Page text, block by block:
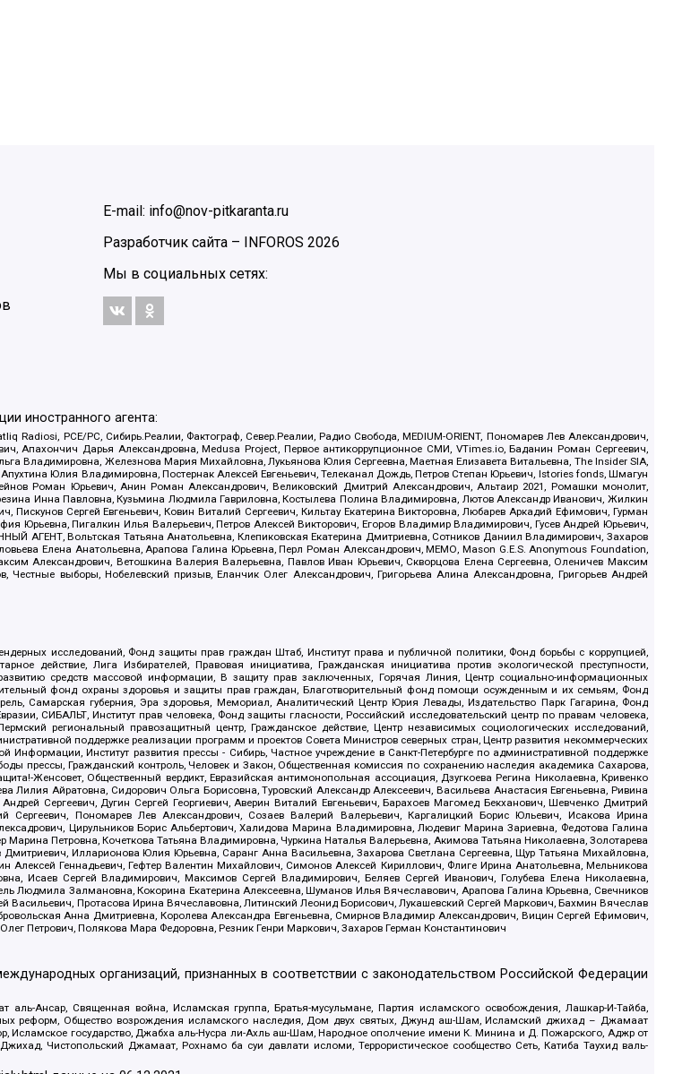
E-mail: info@nov-pitkaranta.ru
Разработчик сайта – INFOROS 2026
Мы в социальных сетях:
иностранного агента:
PCE/PC, Сибирь.Реалии, Фактограф, Север.Реалии, Радио Свобода, MEDIUM-ORIENT, Пономарев Лев Александрович,
Апахончич Дарья Александровна, Medusa Project, Первое антикоррупционное СМИ, VTimes.io, Баданин Роман Сергеевич,
Владимировна, Железнова Мария Михайловна, Лукьянова Юлия Сергеевна, Маетная Елизавета Витальевна, The Insider SIA,
Юлия Владимировна, Постернак Алексей Евгеньевич, Телеканал Дождь, Петров Степан Юрьевич, Istories fonds, Шмагун
Роман Юрьевич, Анин Роман Александрович, Великовский Дмитрий Александрович, Альтаир 2021, Ромашки монолит,
Инна Павловна, Кузьмина Людмила Гавриловна, Костылева Полина Владимировна, Лютов Александр Иванович, Жилкин
Сергей Евгеньевич, Ковин Виталий Сергеевич, Кильтау Екатерина Викторовна, Любарев Аркадий Ефимович, Гурман
Юрьевна, Пигалкин Илья Валерьевич, Петров Алексей Викторович, Егоров Владимир Владимирович, Гусев Андрей Юрьевич,
АГЕНТ, Вольтская Татьяна Анатольевна, Клепиковская Екатерина Дмитриевна, Сотников Даниил Владимирович, Захаров
Елена Анатольевна, Арапова Галина Юрьевна, Перл Роман Александрович, МЕМО, Mason G.E.S. Anonymous Foundation,
Александрович, Ветошкина Валерия Валерьевна, Павлов Иван Юрьевич, Скворцова Елена Сергеевна, Оленичев Максим
выборы, Нобелевский призыв, Еланчик Олег Александрович, Григорьева Алина Александровна, Григорьев Андрей
исследований, Фонд защиты прав граждан Штаб, Институт права и публичной политики, Фонд борьбы с коррупцией,
действие, Лига Избирателей, Правовая инициатива, Гражданская инициатива против экологической преступности,
средств массовой информации, В защиту прав заключенных, Горячая Линия, Центр социально-информационных
фонд охраны здоровья и защиты прав граждан, Благотворительный фонд помощи осужденным и их семьям, Фонд
Самарская губерния, Эра здоровья, Мемориал, Аналитический Центр Юрия Левады, Издательство Парк Гагарина, Фонд
СИБАЛЬТ, Институт прав человека, Фонд защиты гласности, Российский исследовательский центр по правам человека,
региональный правозащитный центр, Гражданское действие, Центр независимых социологических исследований,
поддержке реализации программ и проектов Совета Министров северных стран, Центр развития некоммерческих
Институт развития прессы - Сибирь, Частное учреждение в Санкт-Петербурге по административной поддержке
прессы, Гражданский контроль, Человек и Закон, Общественная комиссия по сохранению наследия академика Сахарова,
Женсовет, Общественный вердикт, Евразийская антимонопольная ассоциация, Дзугкоева Регина Николаевна, Кривенко
Айратовна, Сидорович Ольга Борисовна, Туровский Александр Алексеевич, Васильева Анастасия Евгеньевна, Ривина
Сергеевич, Дугин Сергей Георгиевич, Аверин Виталий Евгеньевич, Барахоев Магомед Бекханович, Шевченко Дмитрий
Пономарев Лев Александрович, Созаев Валерий Валерьевич, Каргалицкий Борис Юльевич, Исакова Ирина
Цирульников Борис Альбертович, Халидова Марина Владимировна, Людевиг Марина Зариевна, Федотова Галина
Петровна, Кочеткова Татьяна Владимировна, Чуркина Наталья Валерьевна, Акимова Татьяна Николаевна, Золотарева
Илларионова Юлия Юрьевна, Саранг Анна Васильевна, Захарова Светлана Сергеевна, Щур Татьяна Михайловна,
Геннадьевич, Гефтер Валентин Михайлович, Симонов Алексей Кириллович, Флиге Ирина Анатольевна, Мельникова
Исаев Сергей Владимирович, Максимов Сергей Владимирович, Беляев Сергей Иванович, Голубева Елена Николаевна,
Людмила Залмановна, Кокорина Екатерина Алексеевна, Шуманов Илья Вячеславович, Арапова Галина Юрьевна, Свечников
Протасова Ирина Вячеславовна, Литинский Леонид Борисович, Лукашевский Сергей Маркович, Бахмин Вячеслав
Анна Дмитриевна, Королева Александра Евгеньевна, Смирнов Владимир Александрович, Вицин Сергей Ефимович,
Петрович, Полякова Мара Федоровна, Резник Генри Маркович, Захаров Герман Константинович
организаций, признанных в соответствии с законодательством Российской Федерации
Ансар, Священная война, Исламская группа, Братья-мусульмане, Партия исламского освобождения, Лашкар-И-Тайба,
реформ, Общество возрождения исламского наследия, Дом двух святых, Джунд аш-Шам, Исламский джихад – Джамаат
Исламское государство, Джабха аль-Нусра ли-Ахль аш-Шам, Народное ополчение имени К. Минина и Д. Пожарского, Аджр от
Чистопольский Джамаат, Рохнамо ба суи давлати исломи, Террористическое сообщество Сеть, Катиба Таухид валь-